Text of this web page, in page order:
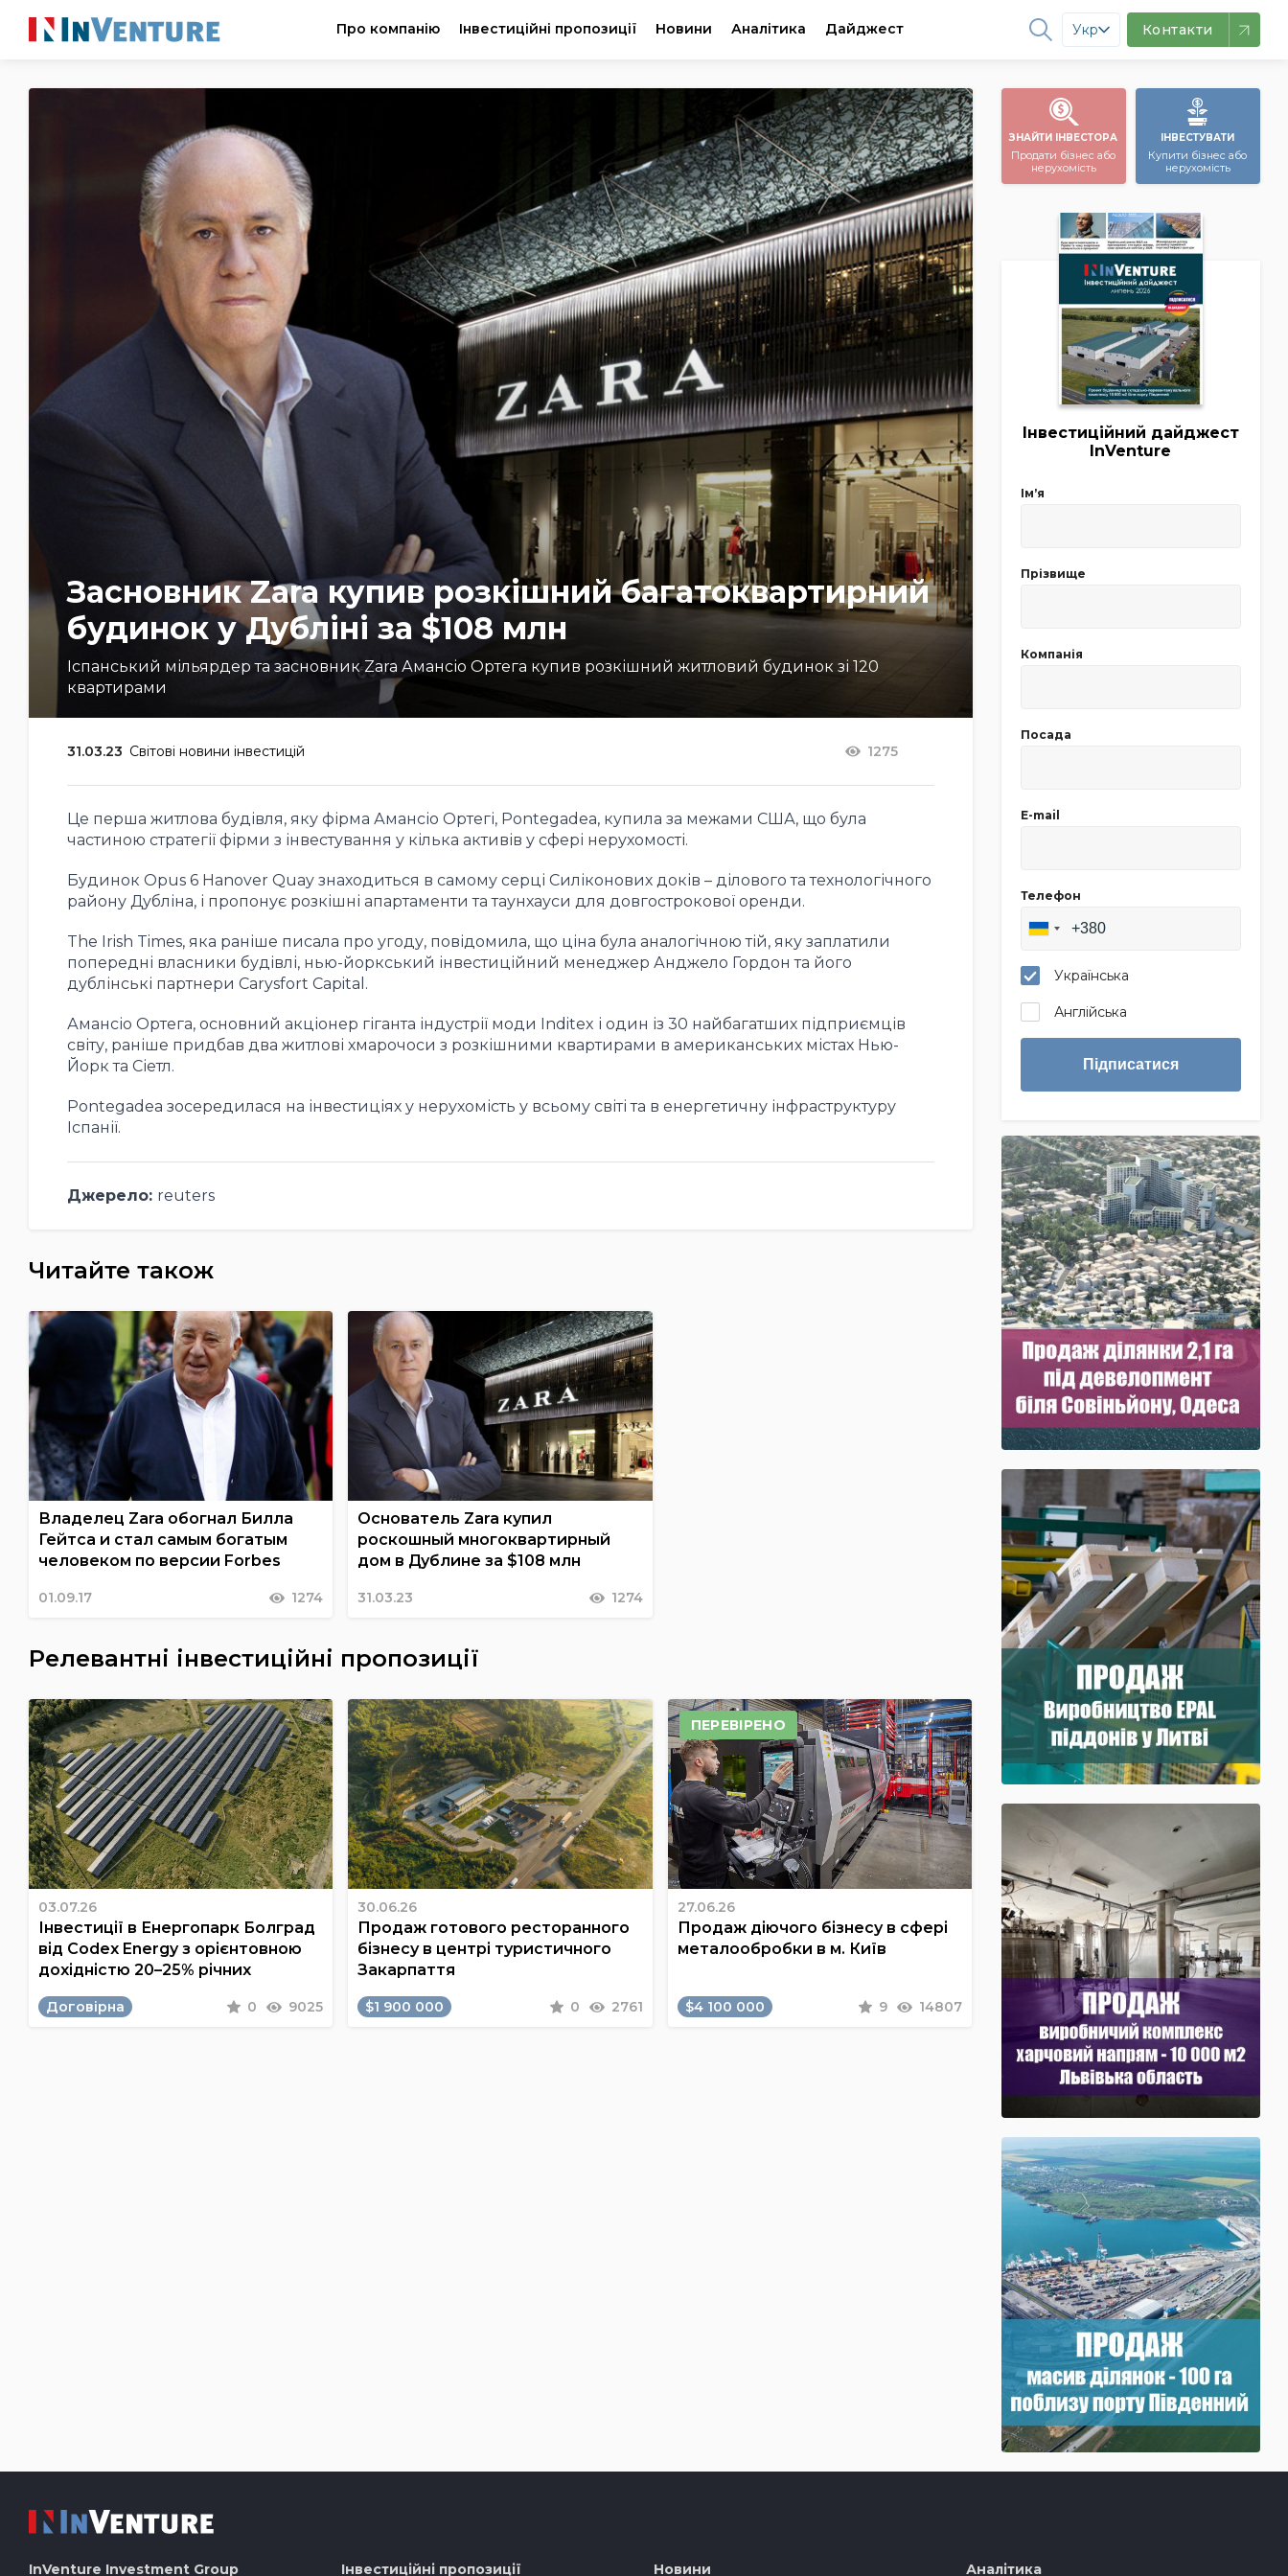
Про компанію Інвестиційні пропозиції Новини Аналітика Дайджест Укр Контакти
Засновник Zara купив розкішний багатоквартирний
будинок у Дубліні за $108 млн
Іспанський мільярдер та засновник Zara Амансіо Ортега купив розкішний житловий будинок зі 120
квартирами
31.03.23 Світові новини інвестицій 1275
Це перша житлова будівля, яку фірма Амансіо Ортегі, Pontegadea, купила за межами США, що була
частиною стратегії фірми з інвестування у кілька активів у сфері нерухомості.
Будинок Opus 6 Hanover Quay знаходиться в самому серці Силіконових доків – ділового та технологічного
району Дубліна, і пропонує розкішні апартаменти та таунхауси для довгострокової оренди.
The Irish Times, яка раніше писала про угоду, повідомила, що ціна була аналогічною тій, яку заплатили
попередні власники будівлі, нью-йоркський інвестиційний менеджер Анджело Гордон та його
дублінські партнери Carysfort Capital.
Амансіо Ортега, основний акціонер гіганта індустрії моди Inditex і один із 30 найбагатших підприємців
світу, раніше придбав два житлові хмарочоси з розкішними квартирами в американських містах Нью-
Йорк та Сіетл.
Pontegadea зосередилася на інвестиціях у нерухомість у всьому світі та в енергетичну інфраструктуру
Іспанії.
Джерело: reuters
Читайте також
Владелец Zara обогнал Билла
Гейтса и стал самым богатым
человеком по версии Forbes
01.09.17 1274
Основатель Zara купил
роскошный многоквартирный
дом в Дублине за $108 млн
31.03.23 1274
Релевантні інвестиційні пропозиції
03.07.26
Інвестиції в Енергопарк Болград
від Codex Energy з орієнтовною
дохідністю 20–25% річних
Договірна 0 9025
30.06.26
Продаж готового ресторанного
бізнесу в центрі туристичного
Закарпаття
$1 900 000 0 2761
ПЕРЕВІРЕНО
27.06.26
Продаж діючого бізнесу в сфері
металообробки в м. Київ
$4 100 000 9 14807
ЗНАЙТИ ІНВЕСТОРА
Продати бізнес або
нерухомість
ІНВЕСТУВАТИ
Купити бізнес або
нерухомість
Інвестиційний дайджест
InVenture
Імʼя
Прізвище
Компанія
Посада
E-mail
Телефон
Українська
Англійська
Підписатися
InVenture Investment Group Інвестиційні пропозиції Новини Аналітика